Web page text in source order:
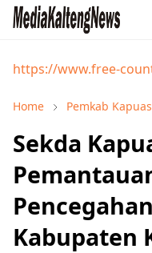
https://www.free-
Home Pemkab Kapuas
Sekda
Kabupaten